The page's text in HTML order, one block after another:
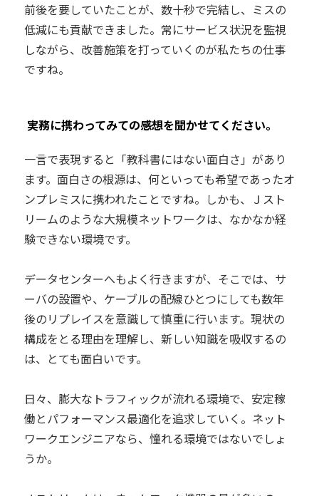
前後を要していたことが、数十秒で完結し、ミスの
低減にも貢献できました。常にサービス状況を監視
しながら、改善施策を打っていくのが私たちの仕事
ですね。
実務に携わってみての感想を聞かせてください。
一言で表現すると「教科書にはない面白さ」があり
ます。面白さの根源は、何といっても希望であったオ
ンプレミスに携われたことですね。しかも、Ｊスト
リームのような大規模ネットワークは、なかなか経
験できない環境です。
データセンターへもよく行きますが、そこでは、サ
ーバの設置や、ケーブルの配線ひとつにしても数年
後のリプレイスを意識して慎重に行います。現状の
構成をとる理由を理解し、新しい知識を吸収するの
は、とても面白いです。
日々、膨大なトラフィックが流れる環境で、安定稼
働とパフォーマンス最適化を追求していく。ネット
ワークエンジニアなら、憧れる環境ではないでしょ
うか。